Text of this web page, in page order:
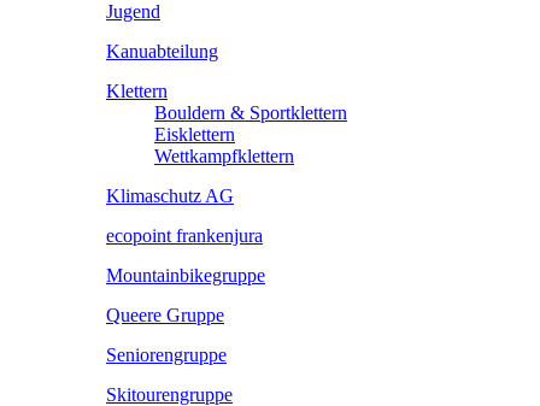
Jugend
Kanuabteilung
Klettern
Bouldern & Sportklettern
Eisklettern
Wettkampfklettern
Klimaschutz AG
ecopoint frankenjura
Mountainbikegruppe
Queere Gruppe
Seniorengruppe
Skitourengruppe